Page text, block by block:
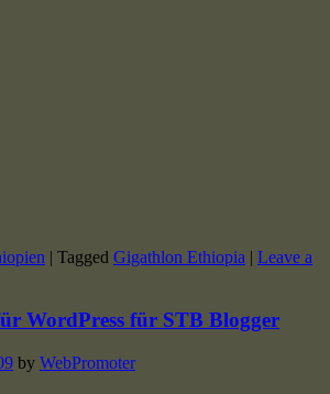
| Tagged Gigathlon Ethiopia | Leave a
WordPress für STB Blogger
by WebPromoter